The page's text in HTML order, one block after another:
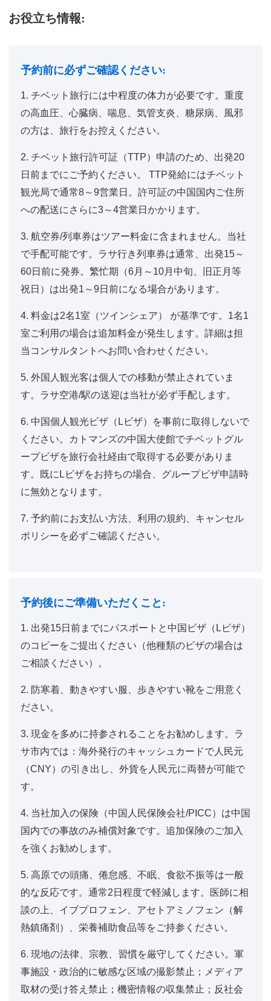
お役立ち情報:
予約前に必ずご確認ください:
1. チベット旅行には中程度の体力が必要です。重度
の高血圧、心臓病、喘息、気管支炎、糖尿病、風邪
の方は、旅行をお控えください。
2. チベット旅行許可証（TTP）申請のため、出発20
日前までにご予約ください。 TTP発給にはチベット
観光局で通常8～9営業日。許可証の中国国内ご住所
への配送にさらに3～4営業日かかります。
3. 航空券/列車券はツアー料金に含まれません。当社
で手配可能です。ラサ行き列車券は通常、出発15～
60日前に発券。繁忙期（6月～10月中旬、旧正月等
祝日）は出発1～9日前になる場合があります。
4. 料金は2名1室（ツインシェア） が基準です。1名1
室ご利用の場合は追加料金が発生します。詳細は担
当コンサルタントへお問い合わせください。
5. 外国人観光客は個人での移動が禁止されていま
す。ラサ空港/駅の送迎は当社が必ず手配します。
6. 中国個人観光ビザ（Lビザ）を事前に取得しないで
ください。カトマンズの中国大使館でチベットグル
ープビザを旅行会社経由で取得する必要がありま
す。既にLビザをお持ちの場合、グループビザ申請時
に無効となります。
7. 予約前にお支払い方法、利用の規約、キャンセル
ポリシーを必ずご確認ください。
予約後にご準備いただくこと:
1. 出発15日前までにパスポートと中国ビザ（Lビザ）
のコピーをご提出ください（他種類のビザの場合は
ご相談ください）。
2. 防寒着、動きやすい服、歩きやすい靴をご用意く
ださい。
3. 現金を多めに持参されることをお勧めします。ラ
サ市内では：海外発行のキャッシュカードで人民元
（CNY）の引き出し、外貨を人民元に両替が可能で
す。
4. 当社加入の保険（中国人民保険会社/PICC）は中国
国内での事故のみ補償対象です。追加保険のご加入
を強くお勧めします。
5. 高原での頭痛、倦怠感、不眠、食欲不振等は一般
的な反応です。通常2日程度で軽減します。医師に相
談の上、イブプロフェン、アセトアミノフェン（解
熱鎮痛剤）、栄養補助食品等をご持参ください。
6. 現地の法律、宗教、習慣を厳守してください。軍
事施設・政治的に敏感な区域の撮影禁止；メディア
取材の受け答え禁止；機密情報の収集禁止；反社会